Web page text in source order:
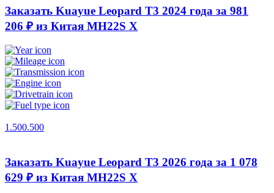
Заказать Kuayue Leopard T3 2024 года за 981
206 ₽ из Китая MH22S X
1.500.500
Заказать Kuayue Leopard T3 2026 года за 1 078
629 ₽ из Китая MH22S X